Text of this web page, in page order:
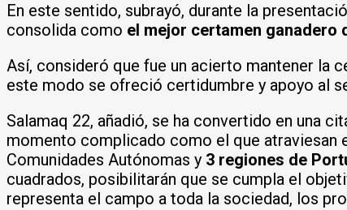
En este sentido, subrayó, durante la
consolida como el mejor certamen ganadero
Así, consideró que fue un acierto mantener la
este modo se ofreció certidumbre y apoyo al
Salamaq 22, añadió, se ha convertido en una
momento complicado como el que atraviesan
Comunidades Autónomas y 3 regiones de
cuadrados, posibilitarán que se cumpla el
representa el campo a toda la sociedad, los